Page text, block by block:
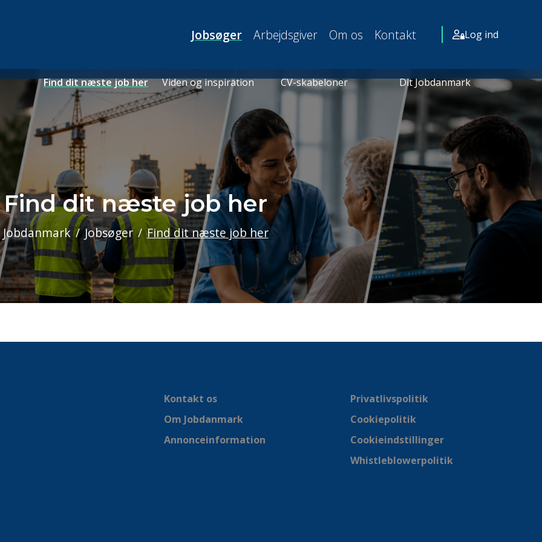
Jobsøger
Find dit næste job her Viden og inspiration CV-skabeloner Dit Jobdanmark
Arbejdsgiver Om os Kontakt Log ind
Find dit næste job her
Jobdanmark Jobsøger Find dit næste job her
Kontakt os
Om Jobdanmark
Annonceinformation
Privatlivspolitik
Cookiepolitik
Cookieindstillinger
Whistleblowerpolitik